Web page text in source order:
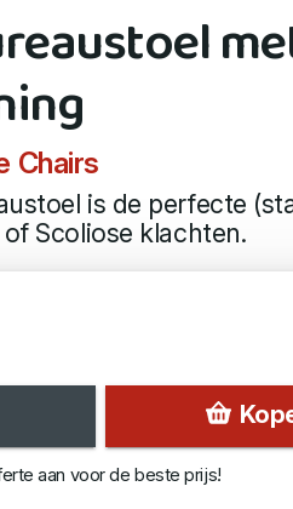
Chairs
is de perfecte
Scoliose klachten.
aan voor de beste prijs!